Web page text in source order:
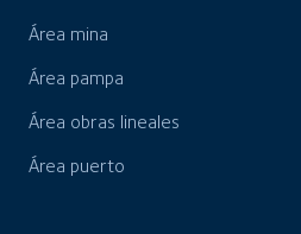
Área mina
Área pampa
Área obras lineales
Área puerto